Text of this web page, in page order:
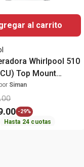
al carrito
Whirlpool 510
Top Mount
Siman
.00
.00 -29%
Hasta 24 cuotas